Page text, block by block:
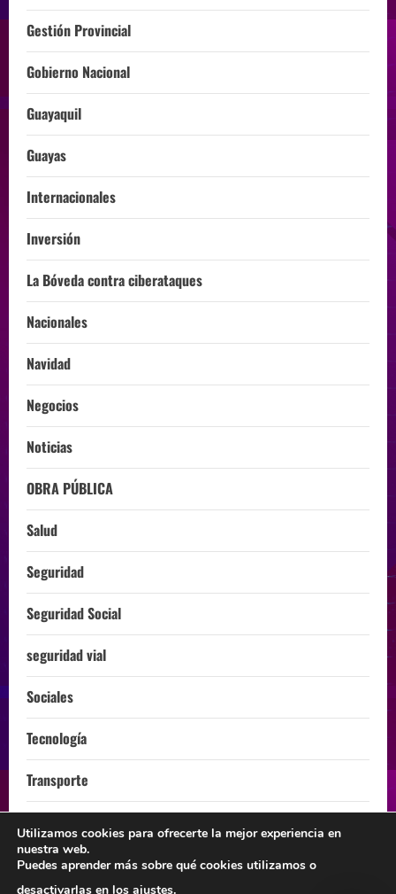
Gestión Provincial
Gobierno Nacional
Guayaquil
Guayas
Internacionales
Inversión
La Bóveda contra ciberataques
Nacionales
Navidad
Negocios
Noticias
OBRA PÚBLICA
Salud
Seguridad
Seguridad Social
seguridad vial
Sociales
Tecnología
Transporte
ÚLTIMA HORA
Utilizamos cookies para ofrecerte la mejor experiencia en
nuestra web.
Puedes aprender más sobre qué cookies utilizamos o
desactivarlas en los ajustes.